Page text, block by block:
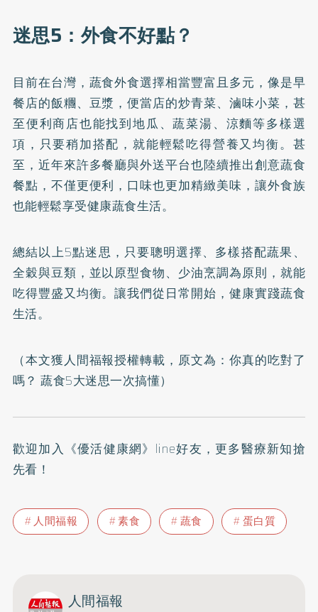
迷思5：外食不好點？
目前在台灣，蔬食外食選擇相當豐富且多元，像是早
餐店的飯糰、豆漿，便當店的炒青菜、滷味小菜，甚
至便利商店也能找到地瓜、蔬菜湯、涼麵等多樣選
項，只要稍加搭配，就能輕鬆吃得營養又均衡。甚
至，近年來許多餐廳與外送平台也陸續推出創意蔬食
餐點，不僅更便利，口味也更加精緻美味，讓外食族
也能輕鬆享受健康蔬食生活。
總結以上5點迷思，只要聰明選擇、多樣搭配蔬果、
全穀與豆類，並以原型食物、少油烹調為原則，就能
吃得豐盛又均衡。讓我們從日常開始，健康實踐蔬食
生活。
（本文獲人間福報授權轉載，原文為： 你真的吃對了
嗎？ 蔬食5大迷思一次搞懂）
歡迎加入 《優活健康網》line好友 ，更多醫療新知搶
先看！
人間福報 素食 蔬食 蛋白質
人間福報